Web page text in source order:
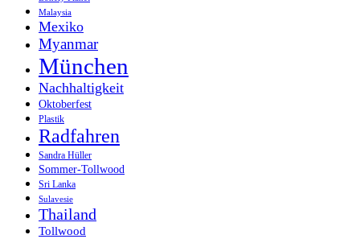
Malaysia
Mexiko
Myanmar
München
Nachhaltigkeit
Oktoberfest
Plastik
Radfahren
Sandra Hüller
Sommer-Tollwood
Sri Lanka
Sulavesie
Thailand
Tollwood